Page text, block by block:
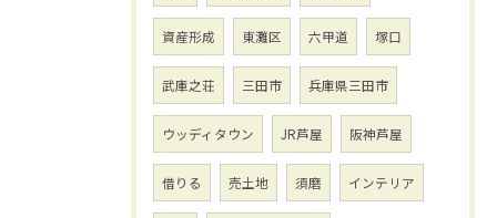
資産形成 東灘区 六甲道 塚口
武庫之荘 三田市 兵庫県三田市
ウッディタウン JR芦屋 阪神芦屋
借りる 売土地 須磨 インテリア